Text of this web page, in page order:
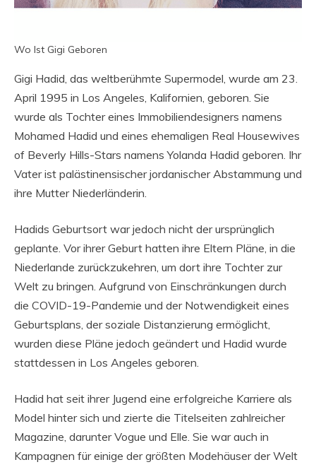
Wo Ist Gigi Geboren
Gigi Hadid, das weltberühmte Supermodel, wurde am 23.
April 1995 in Los Angeles, Kalifornien, geboren. Sie
wurde als Tochter eines Immobiliendesigners namens
Mohamed Hadid und eines ehemaligen Real Housewives
of Beverly Hills-Stars namens Yolanda Hadid geboren. Ihr
Vater ist palästinensischer jordanischer Abstammung und
ihre Mutter Niederländerin.
Hadids Geburtsort war jedoch nicht der ursprünglich
geplante. Vor ihrer Geburt hatten ihre Eltern Pläne, in die
Niederlande zurückzukehren, um dort ihre Tochter zur
Welt zu bringen. Aufgrund von Einschränkungen durch
die COVID-19-Pandemie und der Notwendigkeit eines
Geburtsplans, der soziale Distanzierung ermöglicht,
wurden diese Pläne jedoch geändert und Hadid wurde
stattdessen in Los Angeles geboren.
Hadid hat seit ihrer Jugend eine erfolgreiche Karriere als
Model hinter sich und zierte die Titelseiten zahlreicher
Magazine, darunter Vogue und Elle. Sie war auch in
Kampagnen für einige der größten Modehäuser der Welt